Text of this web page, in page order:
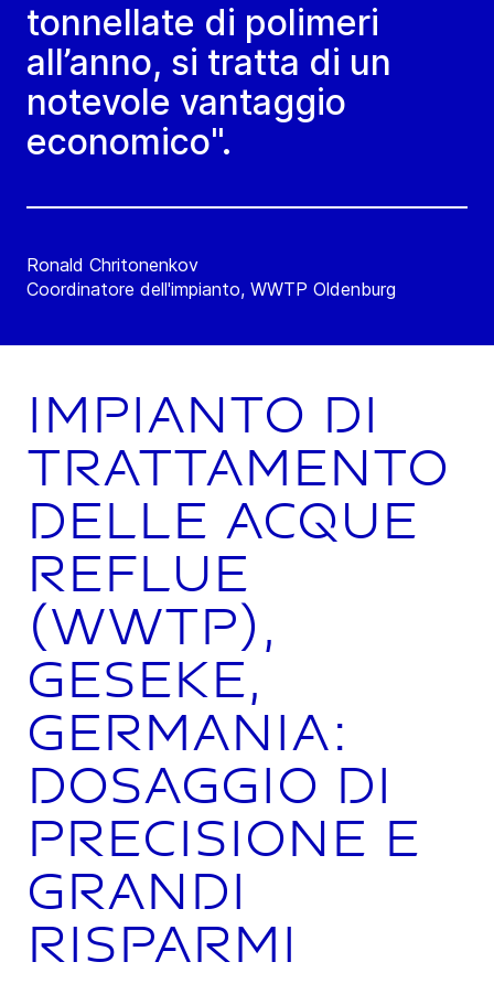
tonnellate di polimeri
all’anno, si tratta di un
notevole vantaggio
economico".
Ronald Chritonenkov
Coordinatore dell'impianto, WWTP Oldenburg
Impianto di
trattamento
delle acque
reflue
(WWTP),
Geseke,
Germania:
dosaggio di
precisione e
grandi
risparmi